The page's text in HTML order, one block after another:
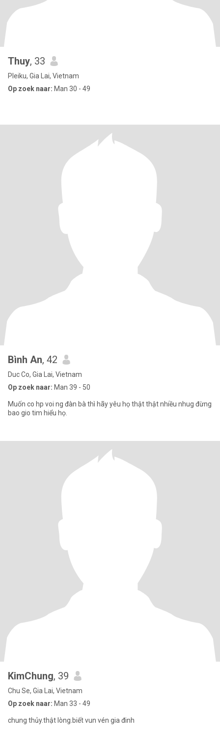
Thuy, 33
Pleiku, Gia Lai, Vietnam
Op zoek naar: Man 30 - 49
Bình An, 42
Duc Co, Gia Lai, Vietnam
Op zoek naar: Man 39 - 50
Muốn co hp voi ng đàn bà thì hãy yêu họ thật thật nhiều nhug đừng
bao gio tim hiểu họ.
KimChung, 39
Chu Se, Gia Lai, Vietnam
Op zoek naar: Man 33 - 49
chung thủy.thật lòng.biết vun vén gia đinh